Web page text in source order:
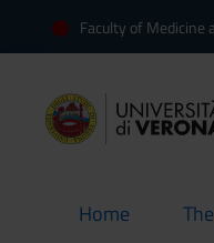
Faculty of Medicine
Home
current